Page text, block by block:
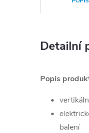
Detailní
Popis
balení